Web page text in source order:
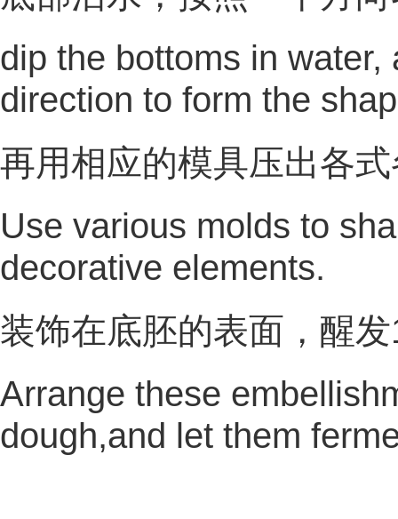
dip the bottoms in
direction to form the
再用相应的模具压出各
Use various molds to
decorative elements.
装饰在底胚的表面，醒
Arrange these
dough,and let them